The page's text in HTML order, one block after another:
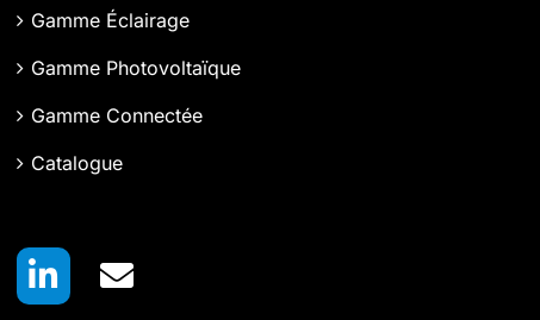
Gamme Éclairage
Gamme Photovoltaïque
Gamme Connectée
Catalogue